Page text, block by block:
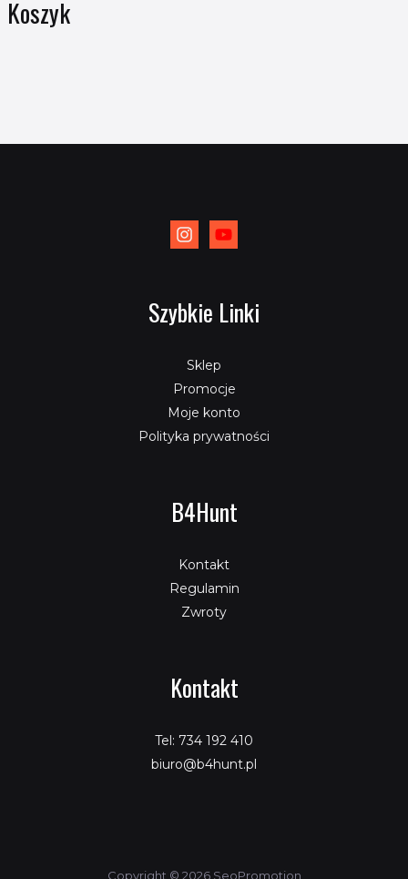
Koszyk
Szybkie Linki
Sklep
Promocje
Moje konto
Polityka prywatności
B4Hunt
Kontakt
Regulamin
Zwroty
Kontakt
Tel: 734 192 410
biuro@b4hunt.pl
Copyright © 2026 SeoPromotion